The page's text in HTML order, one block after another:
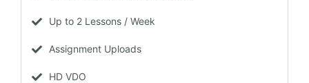
Up to 2 Lessons / Week
Assignment Uploads
HD VDO